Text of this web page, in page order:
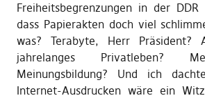
Freiheitsbegrenzungen in der
dass Papierakten doch viel
was? Terabyte, Herr Präsident?
jahrelanges Privatleben?
Meinungsbildung? Und ich
Internet-Ausdrucken wäre ein